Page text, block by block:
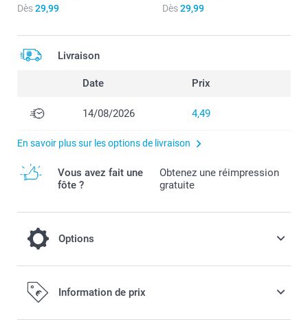
Dès29,99 Dès29,99
Livraison
Date Prix
14/08/2026 4,49
En savoir plus sur les options de livraison
Vous avez fait une
fôte ?
Obtenez une réimpression
gratuite
Options
Pour une Multi-carte encore plus festif ou
élégant, optez pour un papier scintillant ou
mat texturé.
Information de prix